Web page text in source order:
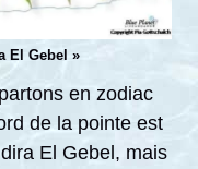
El Gebel »
en zodiac
de la pointe est
El Gebel, mais